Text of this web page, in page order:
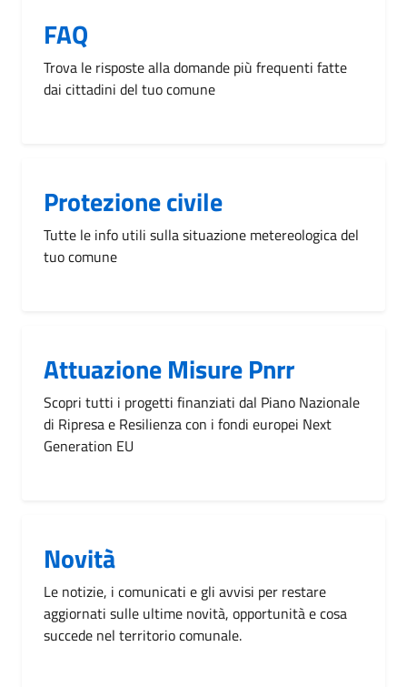
FAQ
Trova le risposte alla domande più frequenti fatte
dai cittadini del tuo comune
Protezione civile
Tutte le info utili sulla situazione metereologica del
tuo comune
Attuazione Misure Pnrr
Scopri tutti i progetti finanziati dal Piano Nazionale
di Ripresa e Resilienza con i fondi europei Next
Generation EU
Novità
Le notizie, i comunicati e gli avvisi per restare
aggiornati sulle ultime novità, opportunità e cosa
succede nel territorio comunale.